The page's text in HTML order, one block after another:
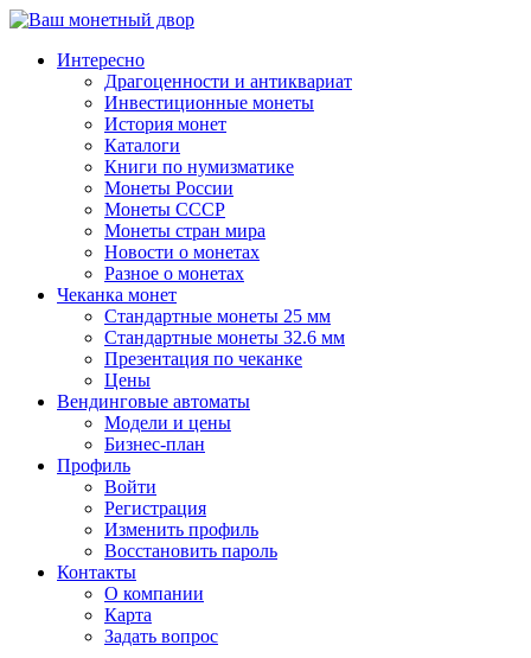
↓
основному
содержимому
Интересно
Драгоценности и антиквариат
Инвестиционные монеты
История монет
Каталоги
Книги по нумизматике
Монеты России
Монеты СССР
Монеты стран мира
Новости о монетах
Разное о монетах
Чеканка монет
Стандартные монеты 25 мм
Стандартные монеты 32.6 мм
Презентация по чеканке
Цены
Вендинговые автоматы
Модели и цены
Бизнес-план
Профиль
Войти
Регистрация
Изменить профиль
Восстановить пароль
Контакты
О компании
Карта
Задать вопрос